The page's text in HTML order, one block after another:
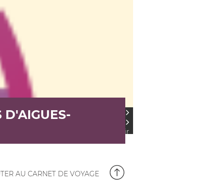
D'AIGUES-
Parcourir
et les
Remparts
AU CARNET DE VOYAGE